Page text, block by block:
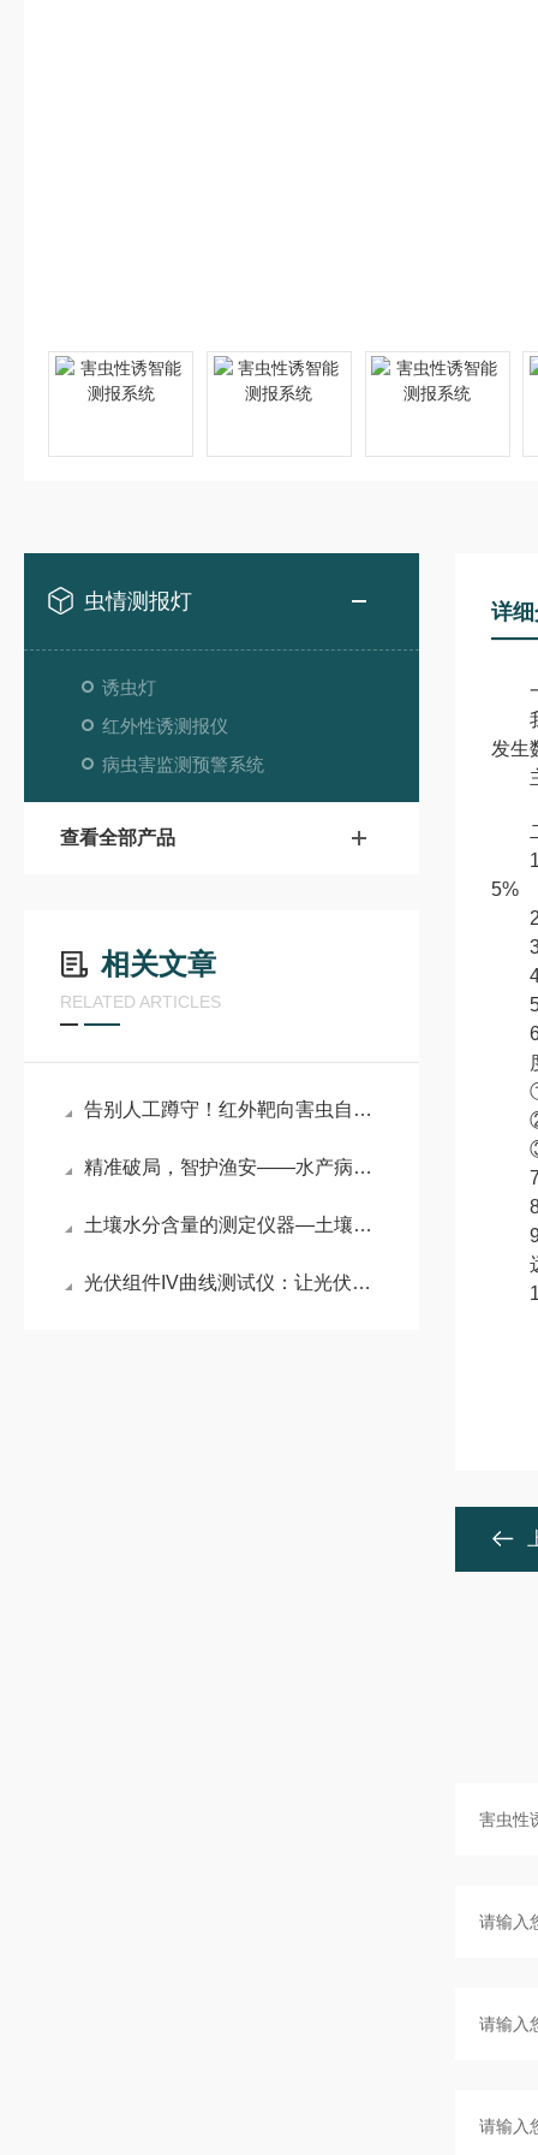
虫情测报灯
诱虫灯
红外性诱测报仪
病虫害监测预警系统
查看全部产品
相关文章
RELATED ARTICLES
告别人工蹲守！红外靶向害虫自动测报系统，让害虫无处遁形
精准破局，智护渔安——水产病毒检测仪器筑牢养殖防线
土壤水分含量的测定仪器—土壤墒情的 “直播员”：实时在线系统的田间值守
光伏组件IV曲线测试仪：让光伏工作变的简单易懂
详
我
发生
主
1、
5%
2、
3、
4
5
6、
度
①
②
③
7、
8、
9、
远
10